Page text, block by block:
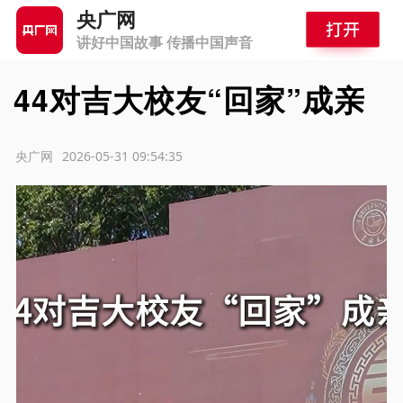
央广网
讲好中国故事 传播中国声音
44对吉大校友“回家”成亲
2026-05-31 09:54:35
央广网